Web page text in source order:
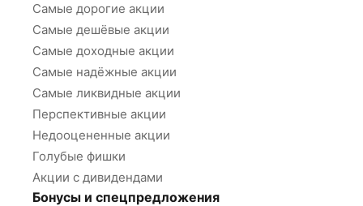
Самые дорогие акции
Самые дешёвые акции
Самые доходные акции
Самые надёжные акции
Самые ликвидные акции
Перспективные акции
Недооцененные акции
Голубые фишки
Акции с дивидендами
Бонусы и спецпредложения